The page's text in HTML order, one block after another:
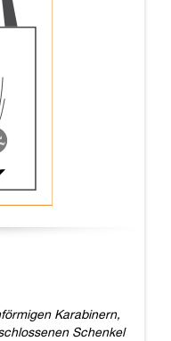
Karabinern,
Schenkel